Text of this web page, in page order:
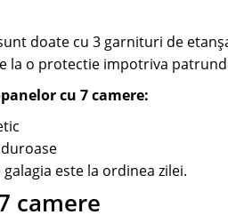
doate cu 3 garnituri de
la o protectie impotriva
cu 7 camere:
este la ordinea zilei.
camere